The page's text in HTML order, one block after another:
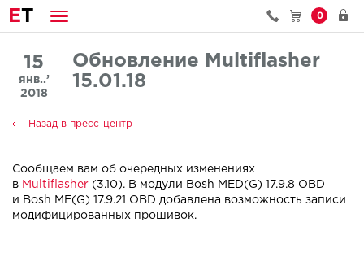
ET 0
15
янв..’
2018
Обновление Multiflasher
15.01.18
Назад в пресс-центр
Сообщаем вам об очередных изменениях
в Multiflasher (3.10). В модули Bosh MED(G) 17.9.8 OBD
и Bosh ME(G) 17.9.21 OBD добавлена возможность записи
модифицированных прошивок.